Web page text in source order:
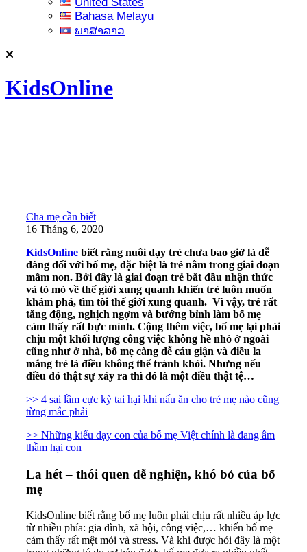
Bahasa Melayu
ພາສາລາວ
KidsOnline
Cha mẹ cần biết
16 Tháng 6, 2020
KidsOnline biết rằng nuôi dạy trẻ chưa bao giờ là dễ
dàng đối với bố mẹ, đặc biệt là trẻ nằm trong giai đoạn
mầm non. Bởi đây là giai đoạn trẻ bắt đầu nhận thức
và tò mò về thế giới xung quanh khiến trẻ luôn muốn
khám phá, tìm tòi thế giới xung quanh. Vì vậy, trẻ rất
tăng động, nghịch ngợm và bướng bỉnh làm bố mẹ
cảm thấy rất bực mình. Cộng thêm việc, bố mẹ lại phải
chịu một khối lượng công việc không hề nhỏ ở ngoài
cũng như ở nhà, bố mẹ càng dễ cáu giận và điều la
mắng trẻ là điều không thể tránh khỏi. Nhưng nếu
điều đó thật sự xảy ra thì đó là một điều thật tệ…
>> 4 sai lầm cực kỳ tai hại khi nấu ăn cho trẻ mẹ nào cũng
từng mắc phải
>> Những kiểu dạy con của bố mẹ Việt chính là đang âm
thầm hại con
La hét – thói quen dễ nghiện, khó bỏ của bố
mẹ
KidsOnline biết rằng bố mẹ luôn phải chịu rất nhiều áp lực
từ nhiều phía: gia đình, xã hội, công việc,… khiến bố mẹ
cảm thấy rất mệt mỏi và stress. Và khi được hỏi đây là một